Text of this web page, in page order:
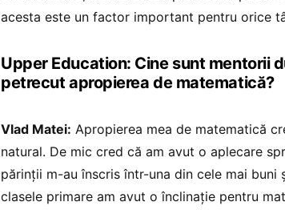
acesta este un factor important pentru orice
Upper Education: Cine sunt mentorii
petrecut apropierea de matematică?
Vlad Matei: Apropierea mea de matematică
natural. De mic cred că am avut o aplecare
părinții m-au înscris într-una din cele mai buni
clasele primare am avut o înclinație pentru